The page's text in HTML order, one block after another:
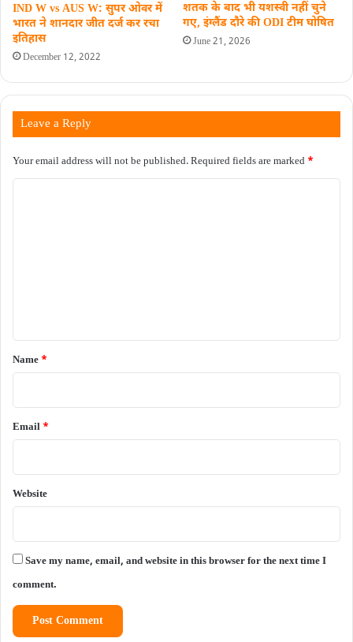
IND W vs AUS W: सुपर ओवर में
भारत ने शानदार जीत दर्ज कर रचा
इतिहास
December 12, 2022
शतक के बाद भी यशस्वी नहीं चुने
गए, इंग्लैंड दौरे की ODI टीम घोषित
June 21, 2026
Leave a Reply
Your email address will not be published.Required fields are marked *
*
Name *
Email *
Website
Save my name, email, and website in this browser for the next time I
comment.